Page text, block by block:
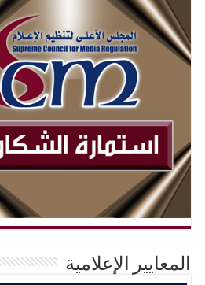
المعايير الإعلامية